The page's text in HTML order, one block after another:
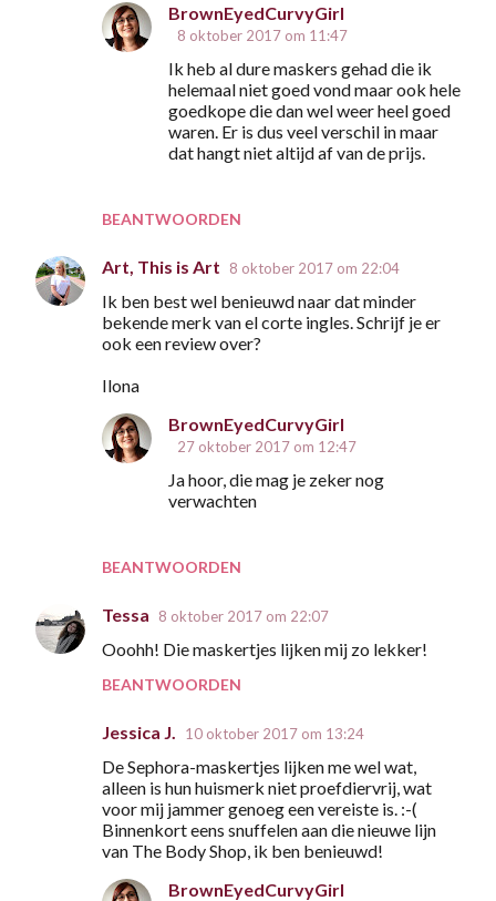
BEANTWOORDEN
BrownEyedCurvyGirl
8 oktober 2017 om 11:47
Ik heb al dure maskers gehad die ik
helemaal niet goed vond maar ook hele
goedkope die dan wel weer heel goed
waren. Er is dus veel verschil in maar
dat hangt niet altijd af van de prijs.
Art, This is Art 8 oktober 2017 om 22:04
Ik ben best wel benieuwd naar dat minder
bekende merk van el corte ingles. Schrijf je er
ook een review over?
Ilona
BEANTWOORDEN
BrownEyedCurvyGirl
27 oktober 2017 om 12:47
Ja hoor, die mag je zeker nog
verwachten
Tessa 8 oktober 2017 om 22:07
Ooohh! Die maskertjes lijken mij zo lekker!
BEANTWOORDEN
Jessica J. 10 oktober 2017 om 13:24
De Sephora-maskertjes lijken me wel wat,
alleen is hun huismerk niet proefdiervrij, wat
voor mij jammer genoeg een vereiste is. :-(
Binnenkort eens snuffelen aan die nieuwe lijn
van The Body Shop, ik ben benieuwd!
BrownEyedCurvyGirl